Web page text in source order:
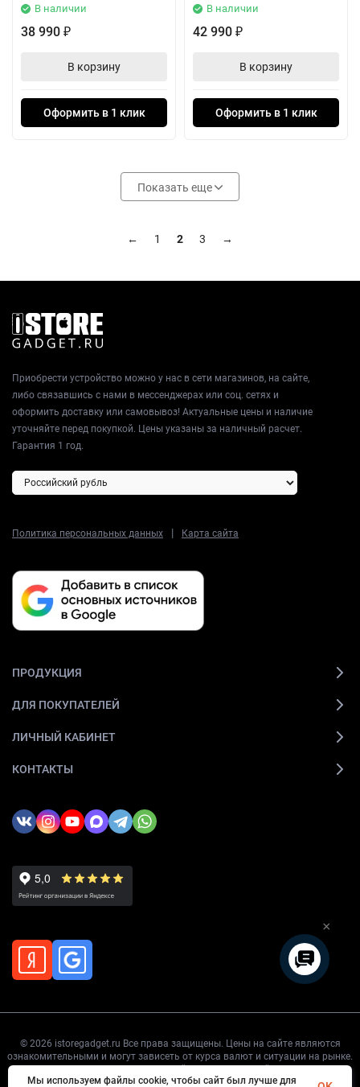
В наличии
38 990 ₽
В корзину
Оформить в 1 клик
В наличии
42 990 ₽
В корзину
Оформить в 1 клик
Показать еще
← 1 2 3 →
Приобрести устройство можно у нас в сети магазинов, на сайте,
либо связавшись с нами в мессенджерах или соц. сетях и
оформить доставку или самовывоз! Актуальные цены и наличие
уточняйте перед покупкой. Цены указаны за наличный расчет.
Гарантия 1 год.
Политика персональных данных | Карта сайта
ПРОДУКЦИЯ
ДЛЯ ПОКУПАТЕЛЕЙ
ЛИЧНЫЙ КАБИНЕТ
КОНТАКТЫ
© 2026 istoregadget.ru Все права защищены. Цены на сайте являются
ознакомительными и могут зависеть от курса валют и ситуации на рынке.
Мы используем файлы cookie, чтобы сайт был лучше для
×